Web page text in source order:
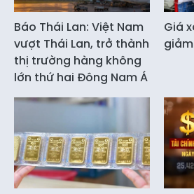
Báo Thái Lan: Việt Nam
vượt Thái Lan, trở thành
thị trường hàng không
lớn thứ hai Đông Nam Á
Giá
giảm